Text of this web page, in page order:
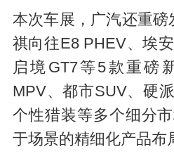
本次车展，广汽还重
祺向往E8 PHEV、埃
启境GT7等5款重磅
MPV、都市SUV、硬
个性猎装等多个细分
于场景的精细化产品布